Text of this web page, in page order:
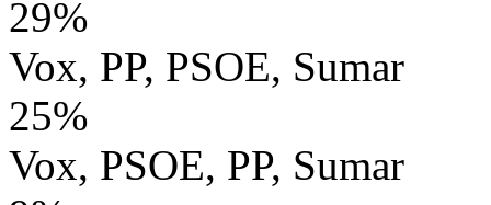
29%
Vox, PP, PSOE, Sumar
25%
Vox, PSOE, PP, Sumar